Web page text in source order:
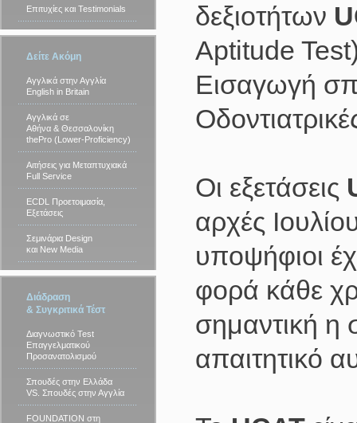
Επιτυχίες και Testimonials
Δείτε Ακόμη
Αγγλικά στην Αγγλία
English in Britain
Αγγλικά σε
Αθήνα & Θεσσαλονίκη
thePro (Lower-Proficiency)
Αιτήσεις για Μεταπτυχιακά
Full Service
ECDL Προετοιμασία,
Εξετάσεις
Σεμινάρια Design
και New Media
Διάδραση
& Συγκριτικά Τέστ
Διαγνωστικό Test
Επαγγελματικού
Προσανατολισμού
Σπουδές στην Ελλάδα
VS. Σπουδές στην Αγγλία
FOUNDATION στη
δεξιοτήτων
Aptitude
Εισαγωγή
Οι εξετάσεις
αρχές
υποψήφιοι
φορά κάθε
σημαντική η
απαιτητικό